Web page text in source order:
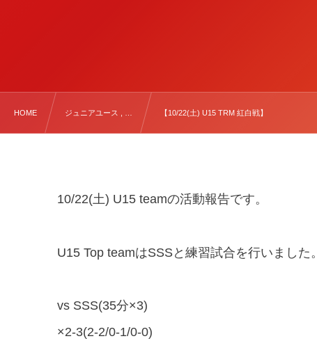
HOME ジュニアユース , … 【10/22(土) U15 TRM 紅白戦】
10/22(土) U15 teamの活動報告です。
U15 Top teamはSSSと練習試合を行いました。
vs SSS(35分×3)
×2-3(2-2/0-1/0-0)